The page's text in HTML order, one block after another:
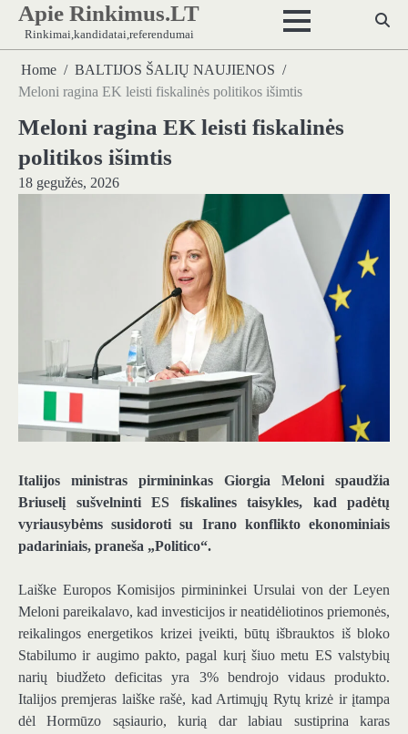
Skip
content
Apie Rinkimus.LT
Rinkimai,kandidatai,referendumai
Home
BALTIJOS ŠALIŲ NAUJIENOS
Meloni ragina EK leisti fiskalinės politikos išimtis
Meloni ragina EK leisti fiskalinės
politikos išimtis
18 gegužės, 2026
Italijos ministras pirmininkas Giorgia Meloni spaudžia
Briuselį sušvelninti ES fiskalines taisykles, kad padėtų
vyriausybėms susidoroti su Irano konflikto ekonominiais
padariniais, praneša „Politico“.
Laiške Europos Komisijos pirmininkei Ursulai von der Leyen
Meloni pareikalavo, kad investicijos ir neatidėliotinos priemonės,
reikalingos energetikos krizei įveikti, būtų išbrauktos iš bloko
Stabilumo ir augimo pakto, pagal kurį šiuo metu ES valstybių
narių biudžeto deficitas yra 3% bendrojo vidaus produkto.
Italijos premjeras laiške rašė, kad Artimųjų Rytų krizė ir įtampa
dėl Hormūzo sąsiaurio, kurią dar labiau sustiprina karas